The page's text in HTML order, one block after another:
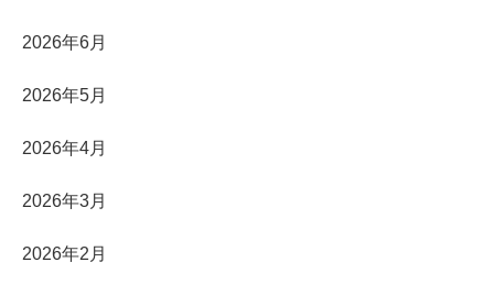
2026年6月
2026年5月
2026年4月
2026年3月
2026年2月